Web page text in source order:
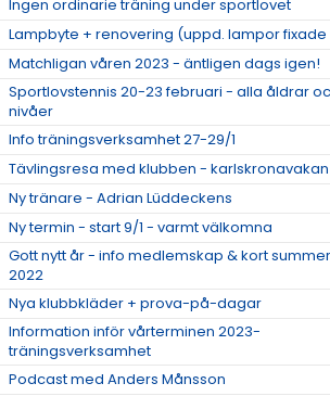
Ingen ordinarie träning under sportlovet
Lampbyte + renovering (uppd. lampor
Matchligan våren 2023 - äntligen dags igen!
Sportlovstennis 20-23 februari - alla åldrar
nivåer
Info träningsverksamhet 27-29/1
Tävlingsresa med klubben - karlskronavakan
Ny tränare - Adrian Lüddeckens
Ny termin - start 9/1 - varmt välkomna
Gott nytt år - info medlemskap & kort
2022
Nya klubbkläder + prova-på-dagar
Information inför vårterminen 2023-
träningsverksamhet
Podcast med Anders Månsson